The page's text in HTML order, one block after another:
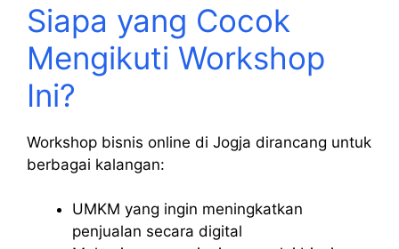
Siapa yang Cocok
Mengikuti Workshop
Ini?
Workshop bisnis online di Jogja dirancang untuk
berbagai kalangan:
UMKM yang ingin meningkatkan
penjualan secara digital